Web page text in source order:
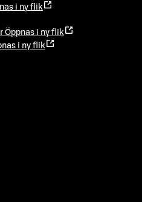
i ny flik
Öppnas i ny flik
i ny flik